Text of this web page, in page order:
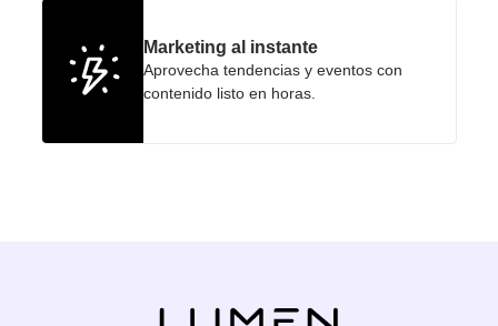
Marketing al instante
Aprovecha tendencias y eventos con
contenido listo en horas.